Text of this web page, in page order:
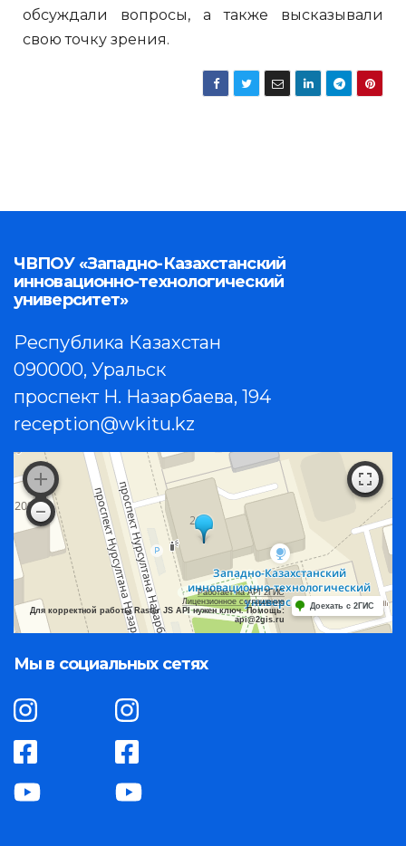
обсуждали вопросы, а также высказывали
свою точку зрения.
ЧВПОУ «Западно-Казахстанский
инновационно-технологический
университет»
Республика Казахстан
090000, Уральск
проспект Н. Назарбаева, 194
reception@wkitu.kz
Работает на API 2ГИС
Лицензионное соглашение
Для корректной работы Raster JS API нужен ключ. Помощь:
api@2gis.ru
Доехать с 2ГИС
Мы в социальных сетях